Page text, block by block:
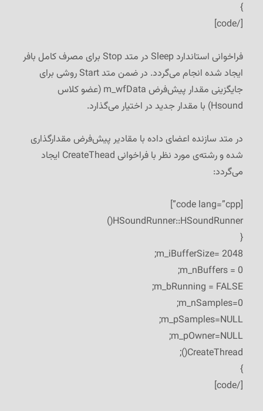
}
[/code]
فراخوانی استاندارد Sleep در متد Stop برای مصرف کامل بافر
ایجاد شده انجام می‌گردد. در ضمن متد Start روشی برای
جایگزینی مقدار پیش‌فرض m_wfData (عضو کلاس
Hsound) با مقدار جدید در اختیار می‌گذارد.
در متد سازنده اعضای داده با مقادیر پیش‌فرض مقدارگذاری
شده و رشته‌ی مورد نظر با فراخوانی CreateThead ایجاد
می‌گردد:
[code lang=”cpp”]
HSoundRunner::HSoundRunner()
{
m_iBufferSize= 2048;
m_nBuffers = 0;
m_bRunning = FALSE;
m_nSamples=0;
m_pSamples=NULL;
m_pOwner=NULL;
CreateThread();
}
[/code]